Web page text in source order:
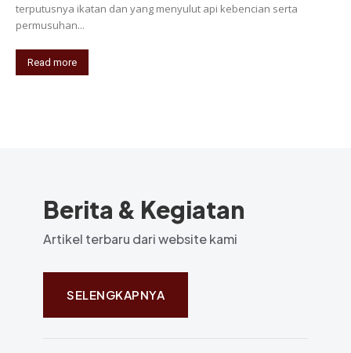
terputusnya ikatan dan yang menyulut api kebencian serta
permusuhan...
Read more
Berita & Kegiatan
Artikel terbaru dari website kami
SELENGKAPNYA